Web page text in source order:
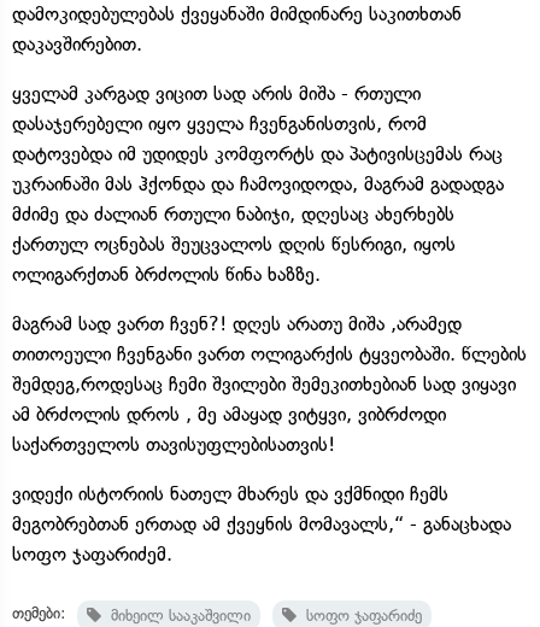
დამოკიდებულებას ქვეყანაში მიმდინარე საკითხთან
დაკავშირებით.
ყველამ კარგად ვიცით სად არის მიშა - რთული
დასაჯერებელი იყო ყველა ჩვენგანისთვის, რომ
დატოვებდა იმ უდიდეს კომფორტს და პატივისცემას რაც
უკრაინაში მას ჰქონდა და ჩამოვიდოდა, მაგრამ გადადგა
მძიმე და ძალიან რთული ნაბიჯი, დღესაც ახერხებს
ქართულ ოცნებას შეუცვალოს დღის წესრიგი, იყოს
ოლიგარქთან ბრძოლის წინა ხაზზე.
მაგრამ სად ვართ ჩვენ?! დღეს არათუ მიშა ,არამედ
თითოეული ჩვენგანი ვართ ოლიგარქის ტყვეობაში. წლების
შემდეგ,როდესაც ჩემი შვილები შემეკითხებიან სად ვიყავი
ამ ბრძოლის დროს , მე ამაყად ვიტყვი, ვიბრძოდი
საქართველოს თავისუფლებისათვის!
ვიდექი ისტორიის ნათელ მხარეს და ვქმნიდი ჩემს
მეგობრებთან ერთად ამ ქვეყნის მომავალს,“ - განაცხადა
სოფო ჯაფარიძემ.
თემები: მიხეილ სააკაშვილი სოფო ჯაფარიძე